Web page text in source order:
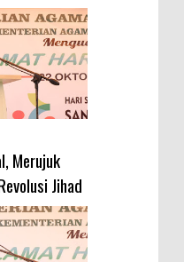
Merujuk
Jihad